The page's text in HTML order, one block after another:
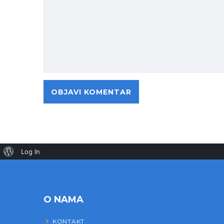
O NAMA
KONTAKT
Log In